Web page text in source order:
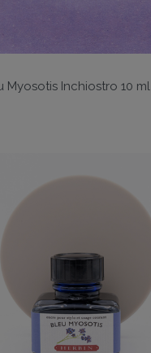
Myosotis Inchiostro 10 ml